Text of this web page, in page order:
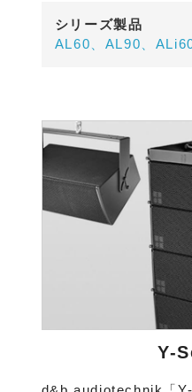
シリーズ製品
AL60、AL90、
Y-